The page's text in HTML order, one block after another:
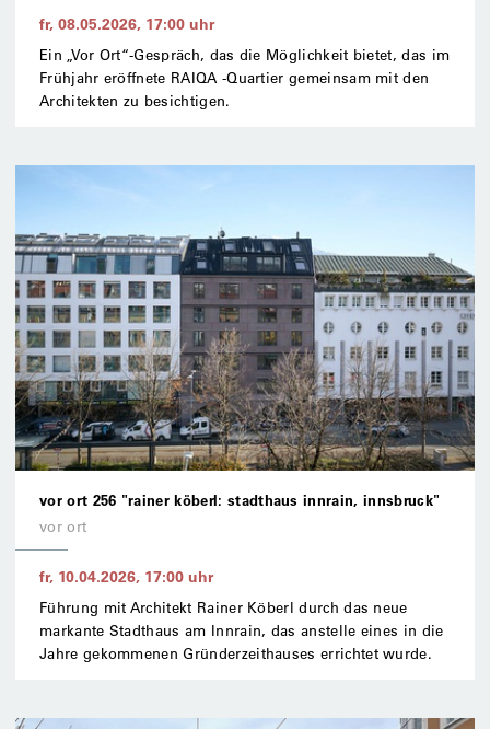
fr, 08.05.2026, 17:00 uhr
Ein „Vor Ort“-Gespräch, das die Möglichkeit bietet, das im
Frühjahr eröffnete RAIQA -Quartier gemeinsam mit den
Architekten zu besichtigen.
vor ort 256 "rainer köberl: stadthaus innrain, innsbruck"
vor ort
fr, 10.04.2026, 17:00 uhr
Führung mit Architekt Rainer Köberl durch das neue
markante Stadthaus am Innrain, das anstelle eines in die
Jahre gekommenen Gründerzeithauses errichtet wurde.